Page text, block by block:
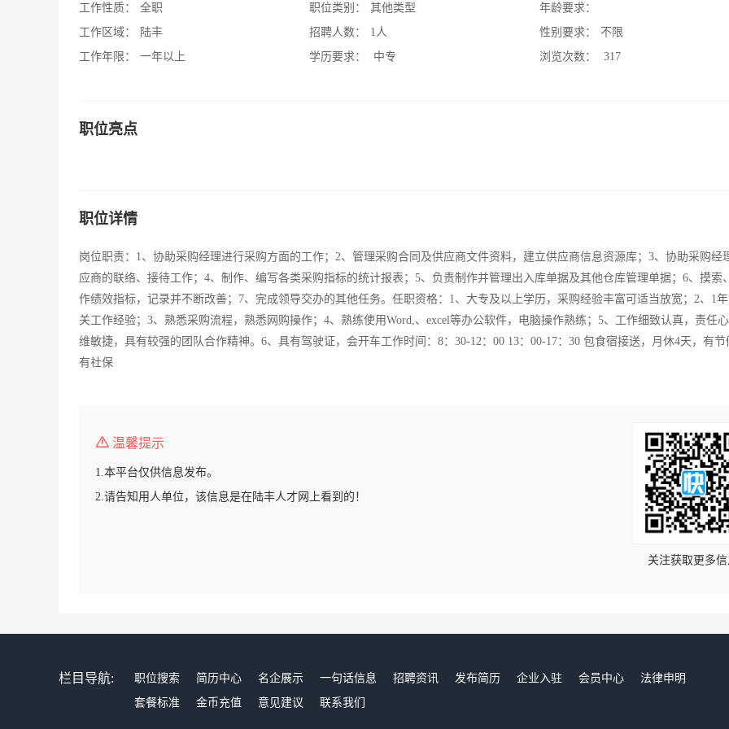
工作性质：
全职
工作区域：
陆丰
工作年限：
一年以上
职位类别：
其他类型
招聘人数：
1人
学历要求：
中专
年龄要求：
性别要求：
不限
浏览次数：
317
职位亮点
职位详情
岗位职责：1、协助采购经理进行采购方面的工作；2、管理采购合同及供应商文件资料，建立供应商信息资源库；3、协助采购经
应商的联络、接待工作；4、制作、编写各类采购指标的统计报表；5、负责制作并管理出入库单据及其他仓库管理单据；6、摸索
作绩效指标，记录并不断改善；7、完成领导交办的其他任务。任职资格：1、大专及以上学历，采购经验丰富可适当放宽；2、1
关工作经验；3、熟悉采购流程，熟悉网购操作；4、熟练使用Word,、excel等办公软件，电脑操作熟练；5、工作细致认真，责任
维敏捷，具有较强的团队合作精神。6、具有驾驶证，会开车工作时间：8：30-12：00 13：00-17：30 包食宿接送，月休4天，有节
有社保
温馨提示
1.本平台仅供信息发布。
2.请告知用人单位，该信息是在陆丰人才网上看到的！
关注获取更多
栏目导航: 职位搜索 简历中心 名企展示 一句话信息 招聘资讯 发布简历 企业入驻 会员中心
法律申明
套餐标准
金币充值 意见建议 联系我们